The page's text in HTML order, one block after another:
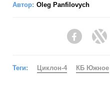
Автор: Oleg Panfilovych
Facebook
Теги: Циклон-4 КБ Южное